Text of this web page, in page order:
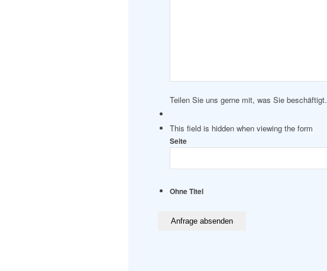
Teilen Sie uns gerne mit, was Sie beschäftigt.
This field is hidden when viewing the form
Seite
Ohne Titel